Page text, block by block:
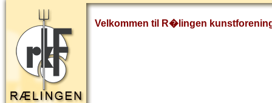
Velkommen til R�lingen